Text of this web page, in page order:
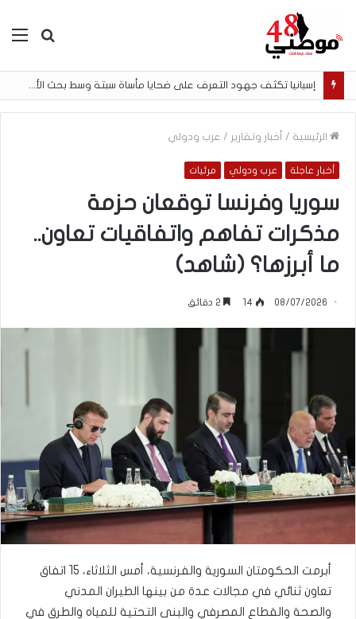
بحث
الرئيسية / أخبار وتقارير / عرب ودولي
أخبار عاجلة عرب ودولي مرئيات
سوريا وفرنسا توقعان حزمة
مذكرات تفاهم واتفاقيات تعاون..
ما أبرزها؟ (شاهد)
08/07/2026
14
أبرمت الحكومتان السورية والفرنسية، أمس الثلاثاء، 15 اتفاق
تعاون ثنائي في مجالات عدة من بينها الطيران المدني
والصحة والقطاع المصرفي والبنى التحتية للمياه والطرق في